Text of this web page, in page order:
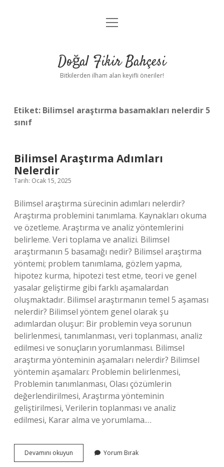
Anasayfa
Yasal Uyarı
menüyü
Doğal Fikir Bahçesi
Bitkilerden ilham alan keyifli öneriler!
Etiket: Bilimsel araştırma basamakları nelerdir 5
sınıf
Bilimsel Araştırma Adımları
Nelerdir
Tarih: Ocak 15, 2025
Bilimsel araştırma sürecinin adımları nelerdir?
Araştırma problemini tanımlama. Kaynakları okuma
ve özetleme. Araştırma ve analiz yöntemlerini
belirleme. Veri toplama ve analizi. Bilimsel
araştırmanın 5 basamağı nedir? Bilimsel araştırma
yöntemi; problem tanımlama, gözlem yapma,
hipotez kurma, hipotezi test etme, teori ve genel
yasalar geliştirme gibi farklı aşamalardan
oluşmaktadır. Bilimsel araştırmanın temel 5 aşaması
nelerdir? Bilimsel yöntem genel olarak şu
adımlardan oluşur: Bir problemin veya sorunun
belirlenmesi, tanımlanması, veri toplanması, analiz
edilmesi ve sonuçların yorumlanması. Bilimsel
araştırma yönteminin aşamaları nelerdir? Bilimsel
yöntemin aşamaları: Problemin belirlenmesi,
Problemin tanımlanması, Olası çözümlerin
değerlendirilmesi, Araştırma yönteminin
geliştirilmesi, Verilerin toplanması ve analiz
edilmesi, Karar alma ve yorumlama.…
Devamını okuyun
Araştırma
Yorum Bırak